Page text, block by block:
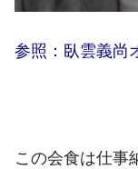
参照：臥雲義尚
この会食は仕事